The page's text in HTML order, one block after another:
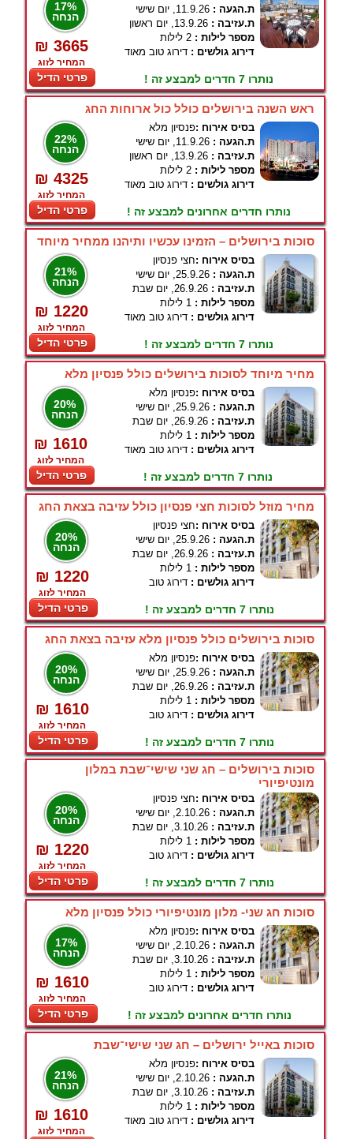
17%
הנחה
₪ 3665
המחיר לזוג
פרטי הדיל
ת.הגעה : 11.9.26, יום שישי
ת.עזיבה : 13.9.26, יום ראשון
מספר לילות : 2 לילות
דירוג גולשים : דירוג טוב מאוד
נותרו 7 חדרים למבצע זה !
ראש השנה בירושלים כולל כול ארוחות החג
22%
הנחה
₪ 4325
המחיר לזוג
פרטי הדיל
בסיס אירוח :פנסיון מלא
ת.הגעה : 11.9.26, יום שישי
ת.עזיבה : 13.9.26, יום ראשון
מספר לילות : 2 לילות
דירוג גולשים : דירוג טוב מאוד
נותרו חדרים אחרונים למבצע זה !
סוכות בירושלים – הזמינו עכשיו ותיהנו ממחיר מיוחד
21%
הנחה
₪ 1220
המחיר לזוג
פרטי הדיל
בסיס אירוח :חצי פנסיון
ת.הגעה : 25.9.26, יום שישי
ת.עזיבה : 26.9.26, יום שבת
מספר לילות : 1 לילות
דירוג גולשים : דירוג טוב מאוד
נותרו 7 חדרים למבצע זה !
מחיר מיוחד לסוכות בירושלים כולל פנסיון מלא
20%
הנחה
₪ 1610
המחיר לזוג
פרטי הדיל
בסיס אירוח :פנסיון מלא
ת.הגעה : 25.9.26, יום שישי
ת.עזיבה : 26.9.26, יום שבת
מספר לילות : 1 לילות
דירוג גולשים : דירוג טוב מאוד
נותרו 7 חדרים למבצע זה !
מחיר מוזל לסוכות חצי פנסיון כולל עזיבה בצאת החג
20%
הנחה
₪ 1220
המחיר לזוג
פרטי הדיל
בסיס אירוח :חצי פנסיון
ת.הגעה : 25.9.26, יום שישי
ת.עזיבה : 26.9.26, יום שבת
מספר לילות : 1 לילות
דירוג גולשים : דירוג טוב
נותרו 7 חדרים למבצע זה !
סוכות בירושלים כולל פנסיון מלא עזיבה בצאת החג
20%
הנחה
₪ 1610
המחיר לזוג
פרטי הדיל
בסיס אירוח :פנסיון מלא
ת.הגעה : 25.9.26, יום שישי
ת.עזיבה : 26.9.26, יום שבת
מספר לילות : 1 לילות
דירוג גולשים : דירוג טוב
נותרו 7 חדרים למבצע זה !
סוכות בירושלים – חג שני שישי־שבת במלון
מונטיפיורי
20%
הנחה
₪ 1220
המחיר לזוג
פרטי הדיל
בסיס אירוח :חצי פנסיון
ת.הגעה : 2.10.26, יום שישי
ת.עזיבה : 3.10.26, יום שבת
מספר לילות : 1 לילות
דירוג גולשים : דירוג טוב
נותרו 7 חדרים למבצע זה !
סוכות חג שני- מלון מונטיפיורי כולל פנסיון מלא
17%
הנחה
₪ 1610
המחיר לזוג
פרטי הדיל
בסיס אירוח :פנסיון מלא
ת.הגעה : 2.10.26, יום שישי
ת.עזיבה : 3.10.26, יום שבת
מספר לילות : 1 לילות
דירוג גולשים : דירוג טוב
נותרו חדרים אחרונים למבצע זה !
סוכות באייל ירושלים – חג שני שישי־שבת
21%
הנחה
₪ 1610
המחיר לזוג
בסיס אירוח :פנסיון מלא
ת.הגעה : 2.10.26, יום שישי
ת.עזיבה : 3.10.26, יום שבת
מספר לילות : 1 לילות
דירוג גולשים : דירוג טוב מאוד